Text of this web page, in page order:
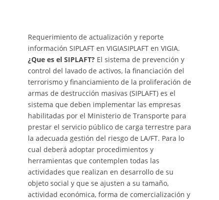
Requerimiento de actualización y reporte
información SIPLAFT en VIGIASIPLAFT en VIGIA.
¿Que es el SIPLAFT?El sistema de prevención y
control del lavado de activos, la financiación del
terrorismo y financiamiento de la proliferación de
armas de destrucción masivas (SIPLAFT) es el
sistema que deben implementar las empresas
habilitadas por el Ministerio de Transporte para
prestar el servicio público de carga terrestre para
la adecuada gestión del riesgo de LA/FT. Para lo
cual deberá adoptar procedimientos y
herramientas que contemplen todas las
actividades que realizan en desarrollo de su
objeto social y que se ajusten a su tamaño,
actividad económica, forma de comercialización y